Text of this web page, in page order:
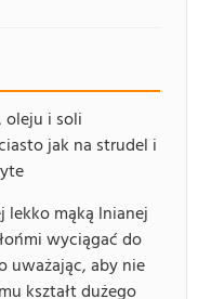
oleju i soli
jak na strudel i
lekko mąką lnianej
wyciągać do
uważając, aby nie
kształt dużego